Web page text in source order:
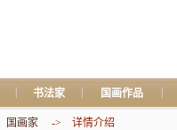
书法家 国画作品
国画家 -> 详情介绍